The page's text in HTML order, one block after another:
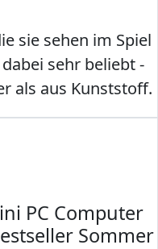
sie sehen im Spiel
sehr beliebt -
als aus Kunststoff.
PC Computer
Sommer